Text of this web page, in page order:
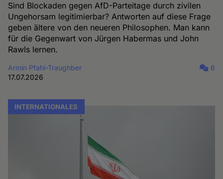
Sind Blockaden gegen AfD-Parteitage durch zivilen
Ungehorsam legitimierbar? Antworten auf diese Frage
geben ältere von den neueren Philosophen. Man kann
für die Gegenwart von Jürgen Habermas und John
Rawls lernen.
Armin Pfahl-Traughber
17.07.2026
6
INTERNATIONALES